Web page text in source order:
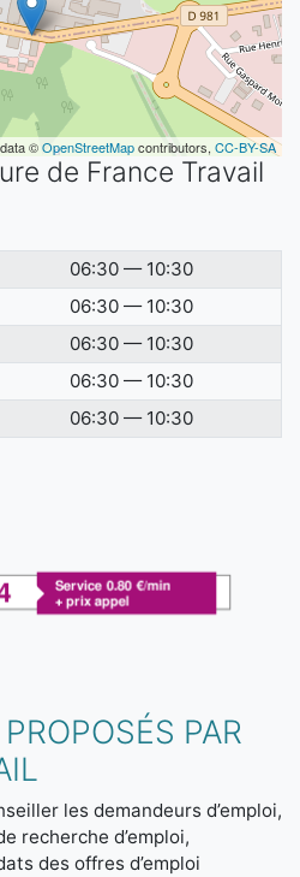
©OpenStreetMapcontributors, CC-BY-SA
de France Travail
06:30 — 10:30
06:30 — 10:30
06:30 — 10:30
06:30 — 10:30
06:30 — 10:30
PAR
les demandeurs d’emploi,
recherche d’emploi,
des offres d’emploi